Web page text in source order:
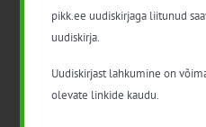
Käsiraamat „Erksad
eestvedajatele
pikk.ee uudiskirjaga liitunud
uudiskirja.
Uudiskirjast lahkumine on
olevate linkide kaudu.